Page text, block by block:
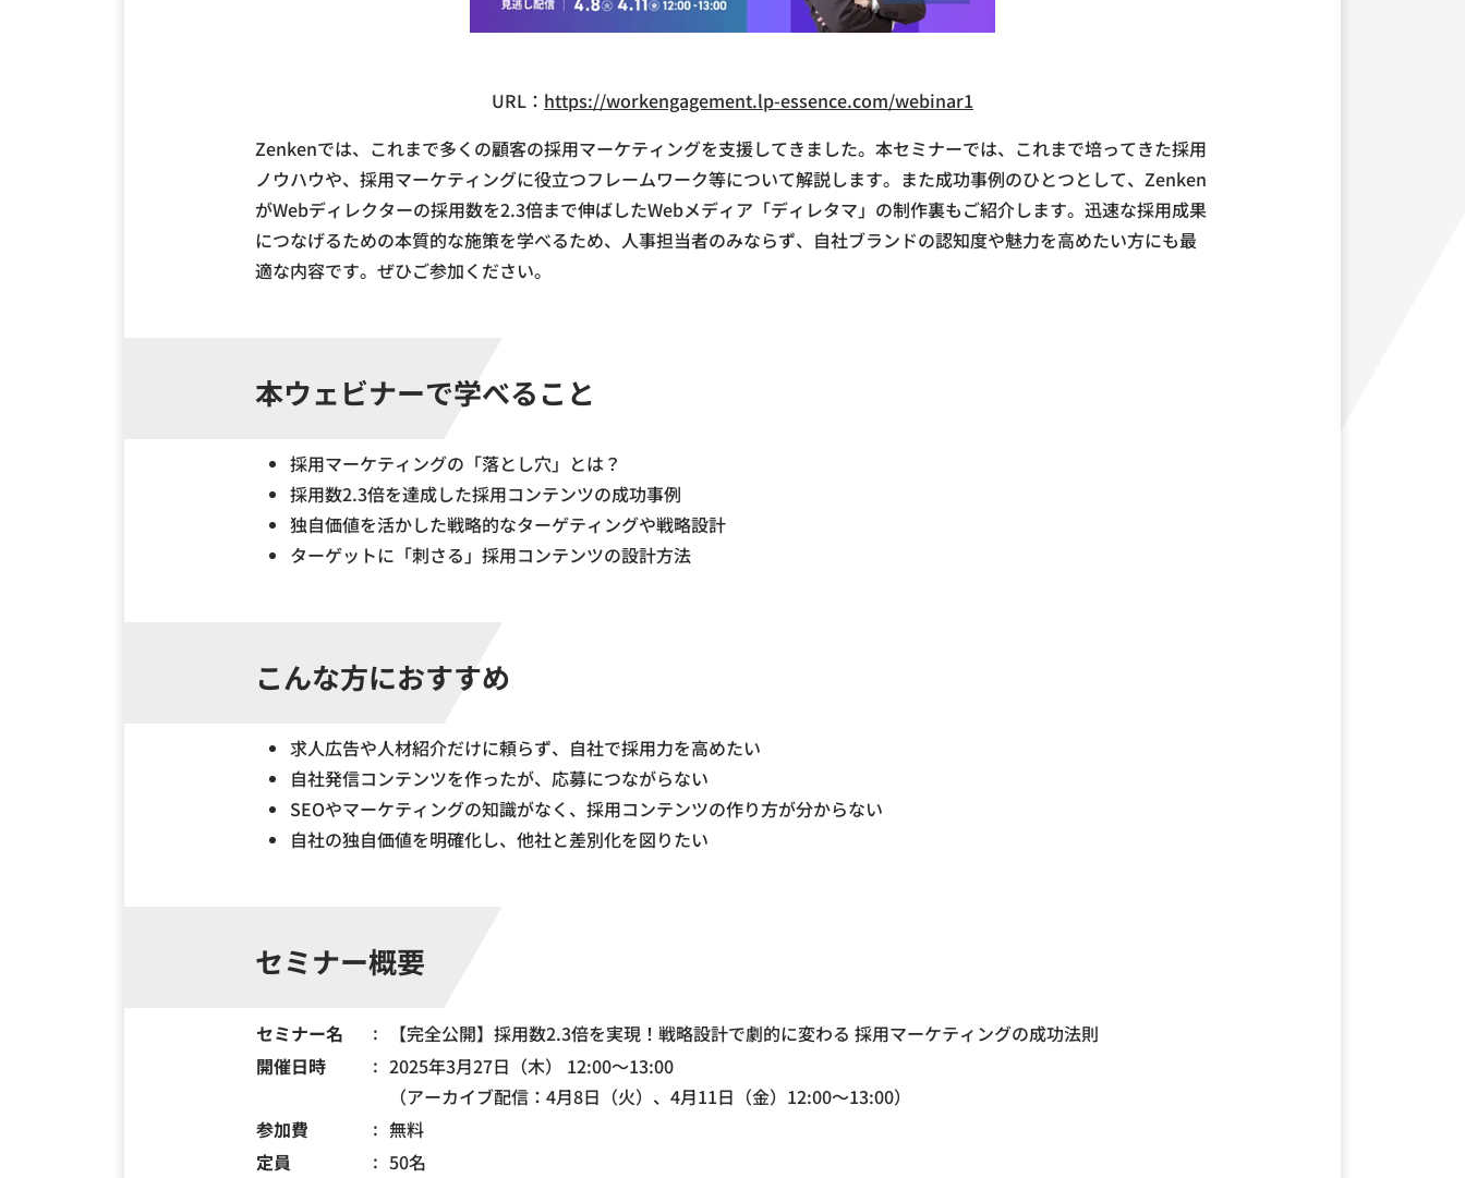
URL： https://workengagement.lp-essence.com/webinar1
Zenkenでは、これまで多くの顧客の採用マーケティングを支援してきました。本セミナーでは、これまで培ってきた採用
ノウハウや、採用マーケティングに役立つフレームワーク等について解説します。また成功事例のひとつとして、Zenken
がWebディレクターの採用数を2.3倍まで伸ばしたWebメディア「ディレタマ」の制作裏もご紹介します。迅速な採用成果
につなげるための本質的な施策を学べるため、人事担当者のみならず、自社ブランドの認知度や魅力を高めたい方にも最
適な内容です。ぜひご参加ください。
本ウェビナーで学べること
採用マーケティングの「落とし穴」とは？
採用数2.3倍を達成した採用コンテンツの成功事例
独自価値を活かした戦略的なターゲティングや戦略設計
ターゲットに「刺さる」採用コンテンツの設計方法
こんな方におすすめ
求人広告や人材紹介だけに頼らず、自社で採用力を高めたい
自社発信コンテンツを作ったが、応募につながらない
SEOやマーケティングの知識がなく、採用コンテンツの作り方が分からない
自社の独自価値を明確化し、他社と差別化を図りたい
セミナー概要
セミナー名
【完全公開】採用数2.3倍を実現！戦略設計で劇的に変わる 採用マーケティングの成功法則
開催日時
2025年3月27日（木） 12:00～13:00
（アーカイブ配信：4月8日（火）、4月11日（金）12:00～13:00）
参加費
無料
定員
50名